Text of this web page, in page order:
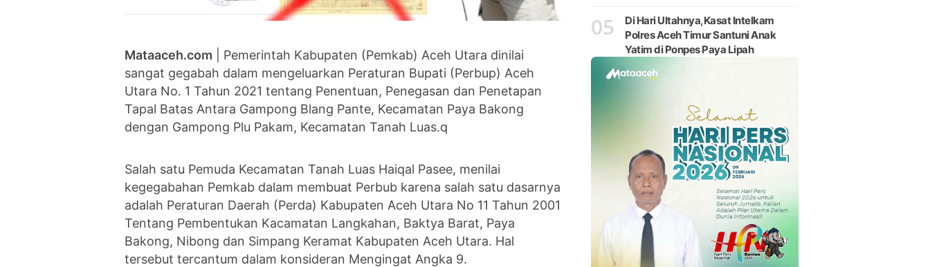
Mataaceh.com | Pemerintah Kabupaten (Pemkab) Aceh Utara dinilai
sangat gegabah dalam mengeluarkan Peraturan Bupati (Perbup) Aceh
Utara No. 1 Tahun 2021 tentang Penentuan, Penegasan dan Penetapan
Tapal Batas Antara Gampong Blang Pante, Kecamatan Paya Bakong
dengan Gampong Plu Pakam, Kecamatan Tanah Luas.q
Salah satu Pemuda Kecamatan Tanah Luas Haiqal Pasee, menilai
kegegabahan Pemkab dalam membuat Perbub karena salah satu dasarnya
adalah Peraturan Daerah (Perda) Kabupaten Aceh Utara No 11 Tahun 2001
Tentang Pembentukan Kacamatan Langkahan, Baktya Barat, Paya
Bakong, Nibong dan Simpang Keramat Kabupaten Aceh Utara. Hal
tersebut tercantum dalam konsideran Mengingat Angka 9.
05
Di Hari Ultahnya,Kasat Intelkam
Polres Aceh Timur Santuni Anak
Yatim di Ponpes Paya Lipah